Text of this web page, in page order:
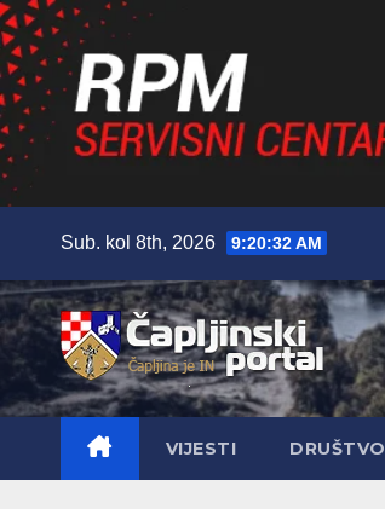
content
Sub. kol 8th, 2026 9:20:34 AM
VIJESTI DRUŠTVO